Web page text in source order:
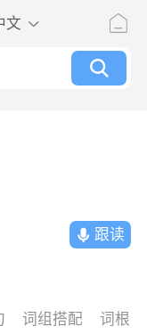
文
跟读
词组搭配 词根